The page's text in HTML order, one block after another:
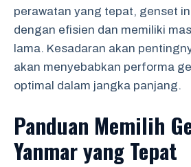
perawatan yang tepat, genset
dengan efisien dan memiliki
lama. Kesadaran akan
akan menyebabkan performa
optimal dalam jangka panjang.
Panduan Memilih
Yanmar yang Tepat